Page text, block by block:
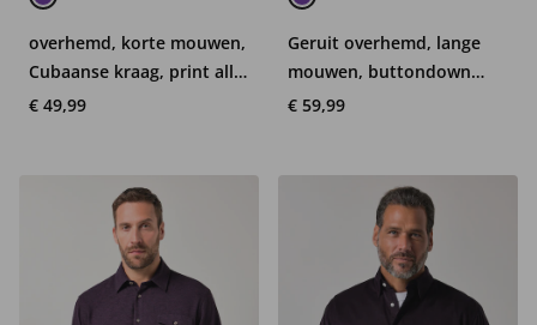
overhemd, korte mouwen,
Cubaanse kraag, print all-
over, Cubaanse fit, tot 8XL
€ 49,99
Geruit overhemd, lange
mouwen, buttondown
kraag, modern fit, tot 8XL
€ 59,99